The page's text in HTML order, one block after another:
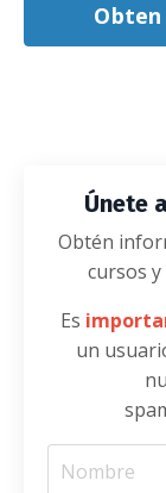
Únete
Obtén
cursos
Es
un